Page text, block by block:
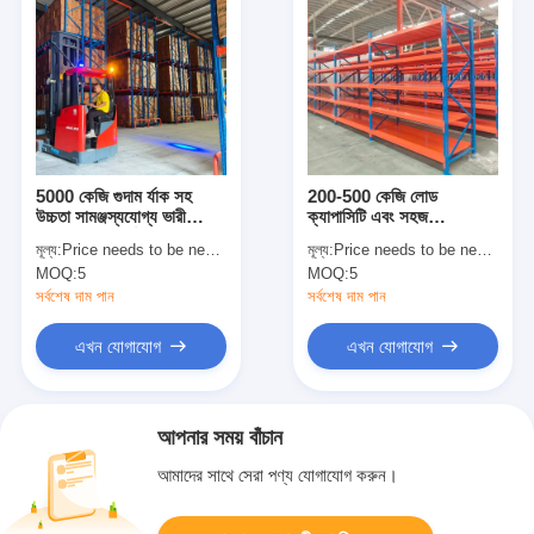
5000 কেজি গুদাম র্যাক সহ
উচ্চতা সামঞ্জস্যযোগ্য ভারী
র্যাক
মূল্য: Price needs to be negotiated
MOQ:5
সর্বশেষ দাম পান
এখন যোগাযোগ
200-500 কেজি লোড
ক্যাপাসিটি এবং সহজ
ডিজাইন সহ অ্যাডজাস্টেবল গুদাম
র‍্যাকিং
মূল্য: Price needs to be negotiated
MOQ:5
সর্বশেষ দাম পান
এখন যোগাযোগ
আপনার সময় বাঁচান
আমাদের সাথে সেরা পণ্য যোগাযোগ করুন।